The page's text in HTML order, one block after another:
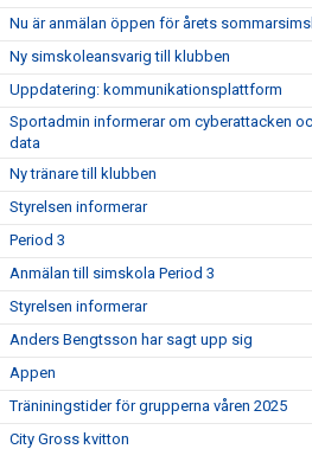
Nu är anmälan öppen för årets
Ny simskoleansvarig till klubben
Uppdatering: kommunikationsplattform
Sportadmin informerar om cyberattacken
data
Ny tränare till klubben
Styrelsen informerar
Period 3
Anmälan till simskola Period 3
Styrelsen informerar
Anders Bengtsson har sagt upp sig
Appen
Träniningstider för grupperna våren 2025
City Gross kvitton